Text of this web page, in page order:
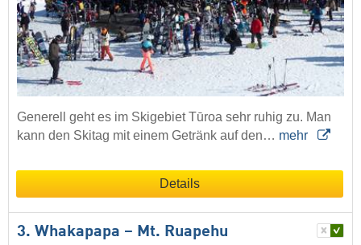
Generell geht es im Skigebiet Tūroa sehr ruhig zu. Man
kann den Skitag mit einem Getränk auf den… mehr
Details
3. Whakapapa – Mt. Ruapehu